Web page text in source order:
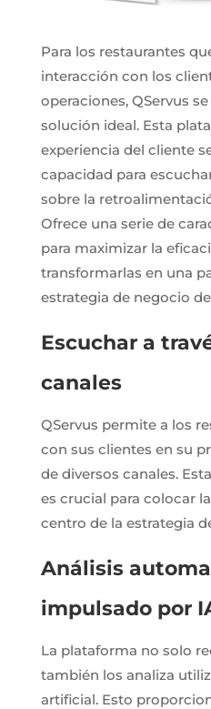
Para los restaurantes
interacción con los
operaciones, QServus
solución ideal. Esta
experiencia del cliente
capacidad para
sobre la
Ofrece una serie de
para maximizar la
transformarlas en una
estrategia de negocio
Escuchar a
canales
QServus permite a los
con sus clientes en su
de diversos canales.
es crucial para colocar
centro de la estrategia
Análisis
impulsado por
La plataforma no solo
también los analiza
artificial. Esto